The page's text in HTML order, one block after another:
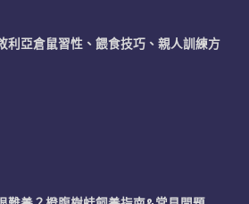
利亞倉鼠習性、餵食技巧、親人訓練方